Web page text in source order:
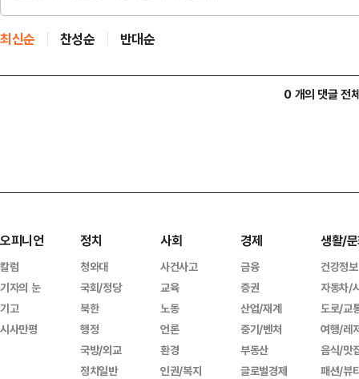
최신순 찬성순 반대순
0 개의 댓글 전
오피니언
칼럼
기자의 눈
기고
시사만평
정치
청와대
국회/정당
북한
행정
국방/외교
정치일반
사회
사건사고
교육
노동
언론
환경
인권/복지
경제
금융
증권
산업/재계
중기/벤처
부동산
글로벌경제
생활/
건강정보
자동차/
도로/교
여행/레
음식/맛
패션/뷰